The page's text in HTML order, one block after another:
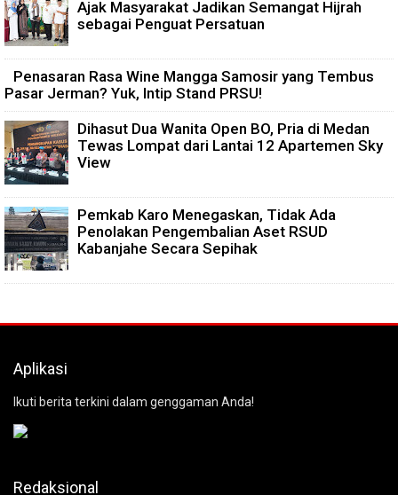
Ajak Masyarakat Jadikan Semangat Hijrah
sebagai Penguat Persatuan
Penasaran Rasa Wine Mangga Samosir yang Tembus
Pasar Jerman? Yuk, Intip Stand PRSU!
Dihasut Dua Wanita Open BO, Pria di Medan
Tewas Lompat dari Lantai 12 Apartemen Sky
View
Pemkab Karo Menegaskan, Tidak Ada
Penolakan Pengembalian Aset RSUD
Kabanjahe Secara Sepihak
Aplikasi
Ikuti berita terkini dalam genggaman Anda!
Redaksional